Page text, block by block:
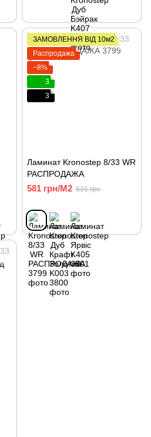
ЗАМОВЛЕННЯ ВІД 10м2
Распродажа
−8%
3
3
Ламинат Kronostep 8/33 WR
РАСПРОДАЖА
581 грн/М2 631 грн